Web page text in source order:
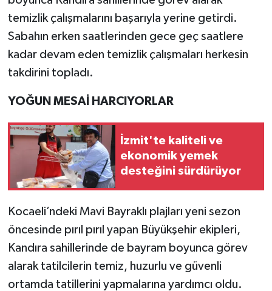
temizlik çalışmalarını başarıyla yerine getirdi.
Sabahın erken saatlerinden gece geç saatlere
kadar devam eden temizlik çalışmaları herkesin
takdirini topladı.
YOĞUN MESAİ HARCIYORLAR
İzmit'te kaliteli ve
ekonomik yemek
desteğini sürdürüyor
Kocaeli’ndeki Mavi Bayraklı plajları yeni sezon
öncesinde pırıl pırıl yapan Büyükşehir ekipleri,
Kandıra sahillerinde de bayram boyunca görev
alarak tatilcilerin temiz, huzurlu ve güvenli
ortamda tatillerini yapmalarına yardımcı oldu.